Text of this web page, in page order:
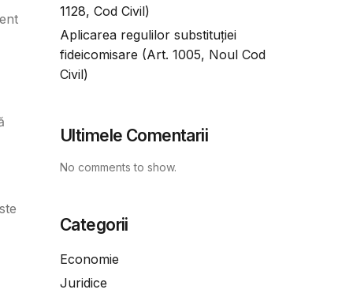
1128, Cod Civil)
Aplicarea regulilor substituției
fideicomisare (Art. 1005, Noul Cod
Civil)
Ultimele Comentarii
No comments to show.
Categorii
Economie
Juridice